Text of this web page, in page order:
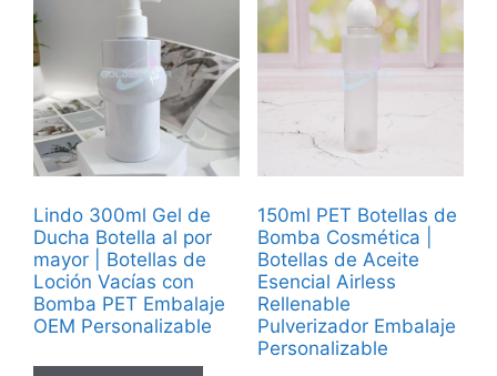
Lindo 300ml Gel de
Ducha Botella al por
mayor | Botellas de
Loción Vacías con
Bomba PET Embalaje
OEM Personalizable
150ml PET Botellas de
Bomba Cosmética |
Botellas de Aceite
Esencial Airless
Rellenable
Pulverizador Embalaje
Personalizable